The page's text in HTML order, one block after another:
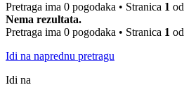
Pretraga ima 0 pogodaka • Stranica 1 od
Nema rezultata.
Pretraga ima 0 pogodaka • Stranica 1 od
Idi na naprednu pretragu
Idi na